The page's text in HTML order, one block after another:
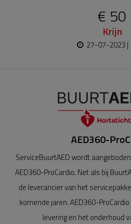
€ 50
Krijn
27-07-2023 |
AED360-
ServiceBuurtAED wordt
AED360-ProCardio. Net als bij
de leverancier van het
komende jaren. AED360-
levering en het onderhoud